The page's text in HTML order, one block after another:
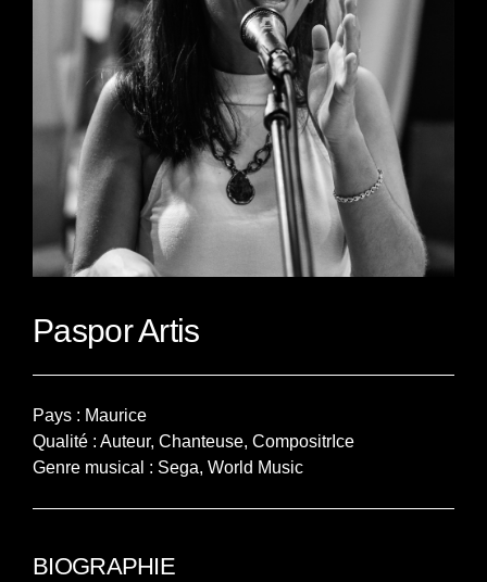
Paspor Artis
Pays : Maurice
Qualité : Auteur, Chanteuse, CompositrIce
Genre musical : Sega, World Music
BIOGRAPHIE